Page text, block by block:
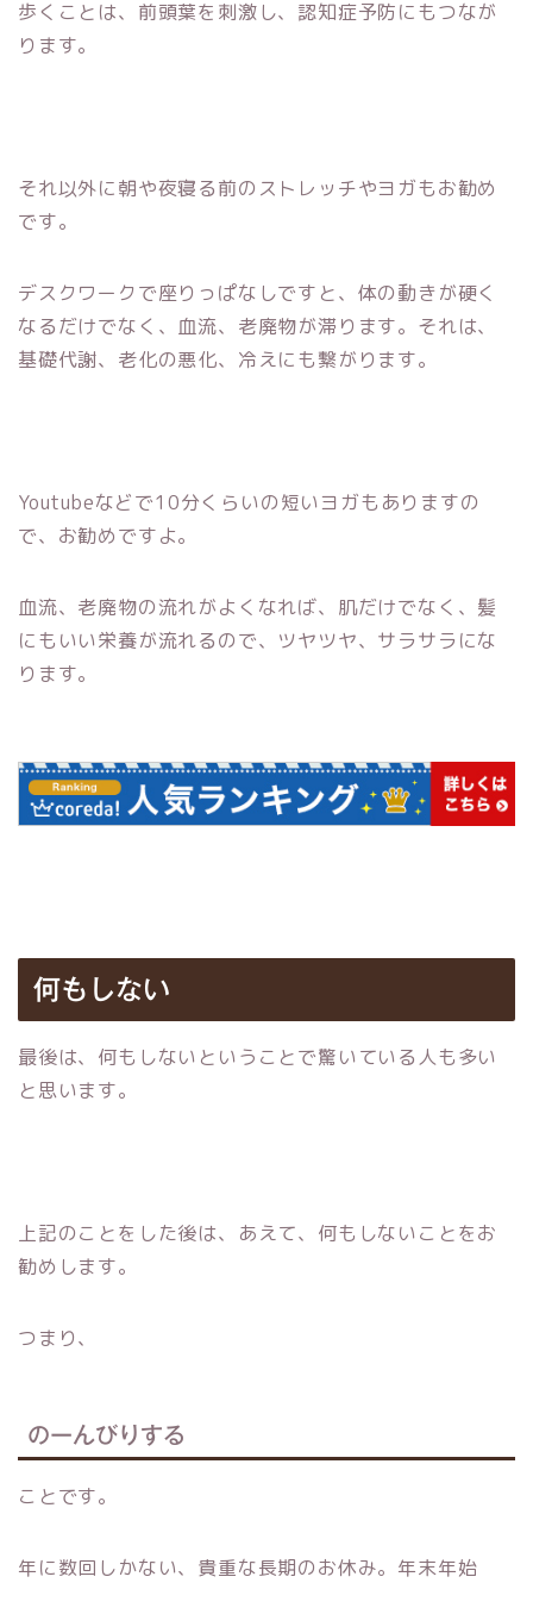
歩くことは、前頭葉を刺激し、認知症予防にもつなが
ります。
それ以外に朝や夜寝る前のストレッチやヨガもお勧め
です。
デスクワークで座りっぱなしですと、体の動きが硬く
なるだけでなく、血流、老廃物が滞ります。それは、
基礎代謝、老化の悪化、冷えにも繋がります。
Youtubeなどで10分くらいの短いヨガもありますの
で、お勧めですよ。
血流、老廃物の流れがよくなれば、肌だけでなく、髪
にもいい栄養が流れるので、ツヤツヤ、サラサラにな
ります。
何もしない
最後は、何もしないということで驚いている人も多い
と思います。
上記のことをした後は、あえて、何もしないことをお
勧めします。
つまり、
のーんびりする
ことです。
年に数回しかない、貴重な長期のお休み。年末年始